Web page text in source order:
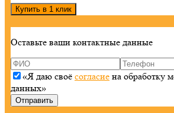
Оставьте ваши контактные данные
«Я даю своё согласие на обработку
данных»